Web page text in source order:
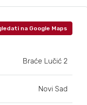
na Google Maps
Braće Lučić 2
Novi Sad